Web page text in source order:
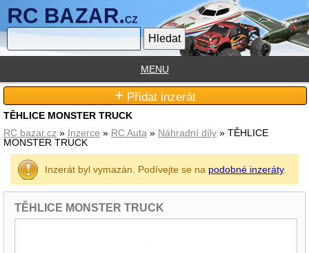
TĚHLICE MONSTER TRUCK
Inzerát byl vymazán. Podívejte se na podobné inzeráty.
TĚHLICE MONSTER TRUCK
RC bazar.cz » Inzerce » RC Auta » Náhradní díly » TĚHLICE
MONSTER TRUCK
MENU
+ Přidat inzerát